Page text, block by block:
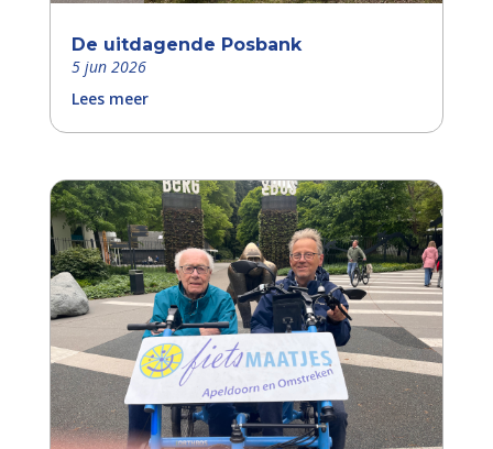
De uitdagende Posbank
5 jun 2026
Lees meer